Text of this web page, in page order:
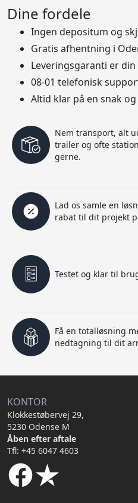
Dine fordele
Ingen depositum og
Gratis afhentning i
Leveringsgaranti er
08-01 telefonisk
Altid klar på en snak
Nem transport, alt
trailer og ofte
gerne.
Lad os samle en
rabat til dit projekt
Testet og klar til
Få en totalløsning
nedtagning til dit
KONTOR
Klokkestøbervej 29,
5230 Odense M
Åben efter aftale
Tfl: +45 6047 4603